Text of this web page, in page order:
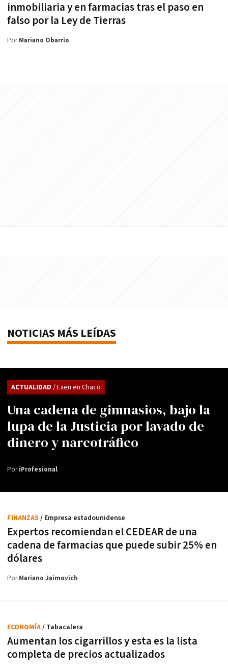
inmobiliaria y en farmacias tras el paso en
falso por la Ley de Tierras
PorMariano Obarrio
NOTICIAS MÁS LEÍDAS
Una cadena de gimnasios, bajo la
lupa de la Justicia por lavado de
dinero y narcotráfico
ACTUALIDAD / Exen en Chaco
PoriProfesional
Expertos recomiendan el CEDEAR de una
cadena de farmacias que puede subir 25% en
dólares
FINANZAS / Empresa estadounidense
PorMariano Jaimovich
Aumentan los cigarrillos y esta es la lista
completa de precios actualizados
ECONOMÍA/ Tabacalera